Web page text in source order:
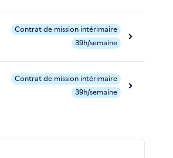
Contrat de mission intérimaire
39h/semaine
Contrat de mission intérimaire
39h/semaine